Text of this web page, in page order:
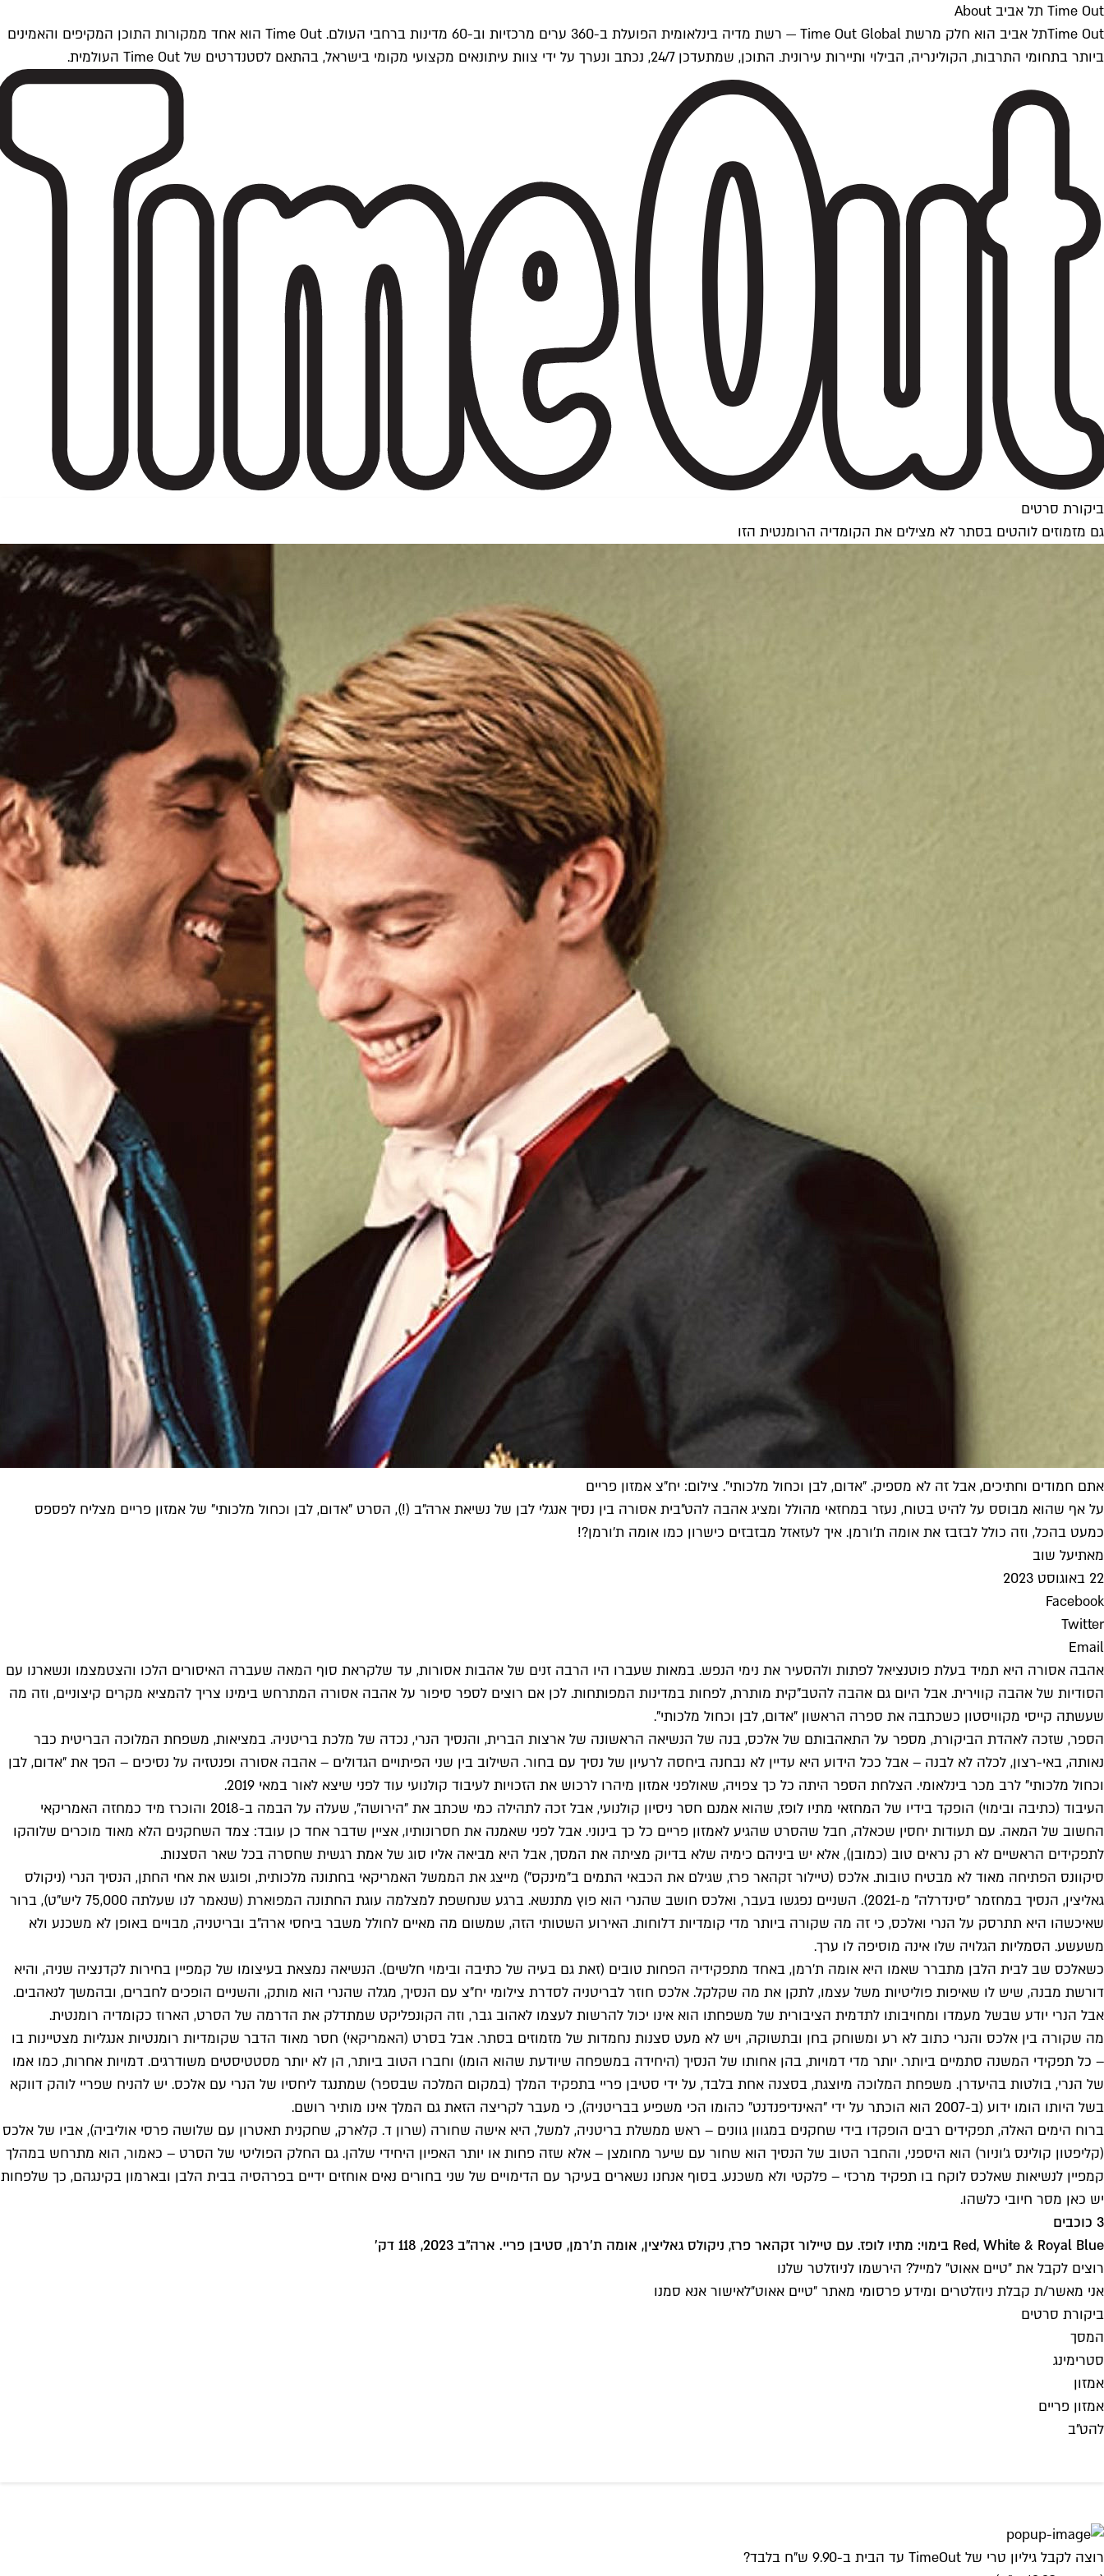
Time Out תל אביב About
Time Outתל אביב הוא חלק מרשת Time Out Global — רשת מדיה בינלאומית הפועלת ב-360 ערים מרכזיות וב-60 מדינות ברחבי העולם. Time Out הוא אחד ממקורות התוכן המקיפים והאמינים
ביותר בתחומי התרבות, הקולינריה, הבילוי ותיירות עירונית. התוכן, שמתעדכן 24/7, נכתב ונערך על ידי צוות עיתונאים מקצועי מקומי בישראל, בהתאם לסטנדרטים של Time Out העולמית.
ביקורת סרטים
גם מזמוזים לוהטים בסתר לא מצילים את הקומדיה הרומנטית הזו
אתם חמודים וחתיכים, אבל זה לא מספיק. "אדום, לבן וכחול מלכותי". צילום: יח"צ אמזון פריים
על אף שהוא מבוסס על להיט בטוח, נעזר במחזאי מהולל ומציג אהבה להט"בית אסורה בין נסיך אנגלי לבן של נשיאת ארה"ב (!), הסרט "אדום, לבן וכחול מלכותי" של אמזון פריים מצליח לפספס
כמעט בהכל, וזה כולל לבזבז את אומה ת'ורמן. איך לעזאזל מבזבזים כישרון כמו אומה ת'ורמן?!
מאתיעל שוב
22 באוגוסט 2023
Facebook
Twitter
Email
אהבה אסורה היא תמיד בעלת פוטנציאל לפתות ולהסעיר את נימי הנפש. במאות שעברו היו הרבה זנים של אהבות אסורות, עד שלקראת סוף המאה שעברה האיסורים הלכו והצטמצמו ונשארנו עם
הסודיות של אהבה קווירית. אבל היום גם אהבה להטב"קית מותרת, לפחות במדינות המפותחות. לכן אם רוצים לספר סיפור על אהבה אסורה המתרחש בימינו צריך להמציא מקרים קיצוניים, וזה מה
שעשתה קייסי מקוויסטון כשכתבה את ספרה הראשון "אדום, לבן וכחול מלכותי".
הספר, שזכה לאהדת הביקורת, מספר על התאהבותם של אלכס, בנה של הנשיאה הראשונה של ארצות הברית, והנסיך הנרי, נכדה של מלכת בריטניה. במציאות, משפחת המלוכה הבריטית כבר
נאותה, באי-רצון, לכלה לא לבנה – אבל ככל הידוע היא עדיין לא נבחנה ביחסה לרעיון של נסיך עם בחור. השילוב בין שני הפיתויים הגדולים – אהבה אסורה ופנטזיה על נסיכים – הפך את "אדום, לבן
וכחול מלכותי" לרב מכר בינלאומי. הצלחת הספר היתה כל כך צפויה, שאולפני אמזון מיהרו לרכוש את הזכויות לעיבוד קולנועי עוד לפני שיצא לאור במאי 2019.
העיבוד (כתיבה ובימוי) הופקד בידיו של המחזאי מתיו לופז, שהוא אמנם חסר ניסיון קולנועי, אבל זכה לתהילה כמי שכתב את "הירושה", שעלה על הבמה ב-2018 והוכרז מיד כמחזה האמריקאי
החשוב של המאה. עם תעודות יחסין שכאלה, חבל שהסרט שהגיע לאמזון פריים כל כך בינוני. אבל לפני שאמנה את חסרונותיו, אציין שדבר אחד כן עובד: צמד השחקנים הלא מאוד מוכרים שלוהקו
לתפקידים הראשיים לא רק נראים טוב (כמובן), אלא יש ביניהם כימיה שלא בדיוק מציתה את המסך, אבל היא מביאה אליו סוג של אמת רגשית שחסרה בכל שאר הסצנות.
סיקוונס הפתיחה מאוד לא מבטיח טובות. אלכס (טיילור זקהאר פרז, שגילם את הכבאי התמים ב"מינקס") מייצג את הממשל האמריקאי בחתונה מלכותית, ופוגש את אחי החתן, הנסיך הנרי (ניקולס
גאליצין, הנסיך במחזמר "סינדרלה" מ-2021). השניים נפגשו בעבר, ואלכס חושב שהנרי הוא פוץ מתנשא. ברגע שנחשפת למצלמה עוגת החתונה המפוארת (שנאמר לנו שעלתה 75,000 ליש"ט), ברור
שאיכשהו היא תתרסק על הנרי ואלכס, כי זה מה שקורה ביותר מדי קומדיות דלוחות. האירוע השטותי הזה, שמשום מה מאיים לחולל משבר ביחסי ארה"ב ובריטניה, מבויים באופן לא משכנע ולא
משעשע. הסמליות הגלויה שלו אינה מוסיפה לו ערך.
כשאלכס שב לבית הלבן מתברר שאמו היא אומה ת'רמן, באחד מתפקידיה הפחות טובים (זאת גם בעיה של כתיבה ובימוי חלשים). הנשיאה נמצאת בעיצומו של קמפיין בחירות לקדנציה שניה, והיא
דורשת מבנה, שיש לו שאיפות פוליטיות משל עצמו, לתקן את מה שקלקל. אלכס חוזר לבריטניה לסדרת צילומי יח"צ עם הנסיך, מגלה שהנרי הוא מותק, והשניים הופכים לחברים, ובהמשך לנאהבים.
אבל הנרי יודע שבשל מעמדו ומחויבותו לתדמית הציבורית של משפחתו הוא אינו יכול להרשות לעצמו לאהוב גבר, וזה הקונפליקט שמתדלק את הדרמה של הסרט, הארוז כקומדיה רומנטית.
מה שקורה בין אלכס והנרי כתוב לא רע ומשוחק בחן ובתשוקה, ויש לא מעט סצנות נחמדות של מזמוזים בסתר. אבל בסרט (האמריקאי) חסר מאוד הדבר שקומדיות רומנטיות אנגליות מצטיינות בו
– כל תפקידי המשנה סתמיים ביותר. יותר מדי דמויות, בהן אחותו של הנסיך (היחידה במשפחה שיודעת שהוא הומו) וחברו הטוב ביותר, הן לא יותר מסטטיסטים משודרגים. דמויות אחרות, כמו אמו
של הנרי, בולטות בהיעדרן. משפחת המלוכה מיוצגת, בסצנה אחת בלבד, על ידי סטיבן פריי בתפקיד המלך (במקום המלכה שבספר) שמתנגד ליחסיו של הנרי עם אלכס. יש להניח שפריי לוהק דווקא
בשל היותו הומו ידוע (ב-2007 הוא הוכתר על ידי "האינדיפנדנט" כהומו הכי משפיע בבריטניה), כי מעבר לקריצה הזאת גם המלך אינו מותיר רושם.
ברוח הימים האלה, תפקידים רבים הופקדו בידי שחקנים במגוון גוונים – ראש ממשלת בריטניה, למשל, היא אישה שחורה (שרון ד. קלארק, שחקנית תאטרון עם שלושה פרסי אוליביה), אביו של אלכס
(קליפטון קולינס ג'וניור) הוא היספני, והחבר הטוב של הנסיך הוא שחור עם שיער מחומצן – אלא שזה פחות או יותר האפיון היחידי שלהן. גם החלק הפוליטי של הסרט – כאמור, הוא מתרחש במהלך
קמפיין לנשיאות שאלכס לוקח בו תפקיד מרכזי – פלקטי ולא משכנע. בסוף אנחנו נשארים בעיקר עם הדימויים של שני בחורים נאים אוחזים ידיים בפרהסיה בבית הלבן ובארמון בקינגהם, כך שלפחות
יש כאן מסר חיובי כלשהו.
3 כוכבים
Red, White & Royal Blue בימוי: מתיו לופז. עם טיילור זקהאר פרז, ניקולס גאליצין, אומה ת'רמן, סטיבן פריי. ארה"ב 2023, 118 דק'
רוצים לקבל את ״טיים אאוט״ למייל? הירשמו לניוזלטר שלנו
אני מאשר/ת קבלת ניוזלטרים ומידע פרסומי מאתר ״טיים אאוט״לאישור אנא סמנו
ביקורת סרטים
המסך
סטרימינג
אמזון
אמזון פריים
להט"ב
רוצה לקבל גיליון טרי של TimeOut עד הבית ב-9.90 ש"ח בלבד?